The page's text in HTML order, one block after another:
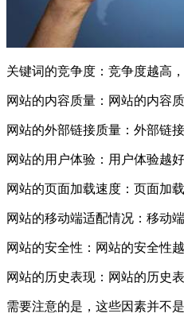
关键词的竞争度：竞争度越高，
网站的内容质量：网站的内容
网站的外部链接质量：外部链
网站的用户体验：用户体验越
网站的页面加载速度：页面加
网站的移动端适配情况：移动
网站的安全性：网站的安全性
网站的历史表现：网站的历史
需要注意的是，这些因素并不